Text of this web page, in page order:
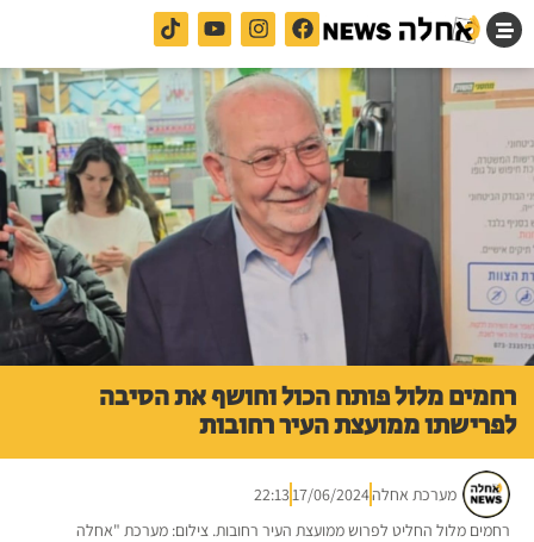
רחמים מלול פותח הכול וחושף את הסיבה
לפרישתו ממועצת העיר רחובות
מערכת אחלה17/06/2024
22:13
רחמים מלול החליט לפרוש ממועצת העיר רחובות. צילום: מערכת "אחלה